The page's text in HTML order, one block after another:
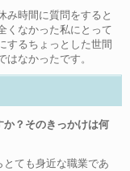
み時間に質問をすると
くなかった私にとって
するちょっとした世間
なかったです。
か？そのきっかけは何
ても身近な職業であ